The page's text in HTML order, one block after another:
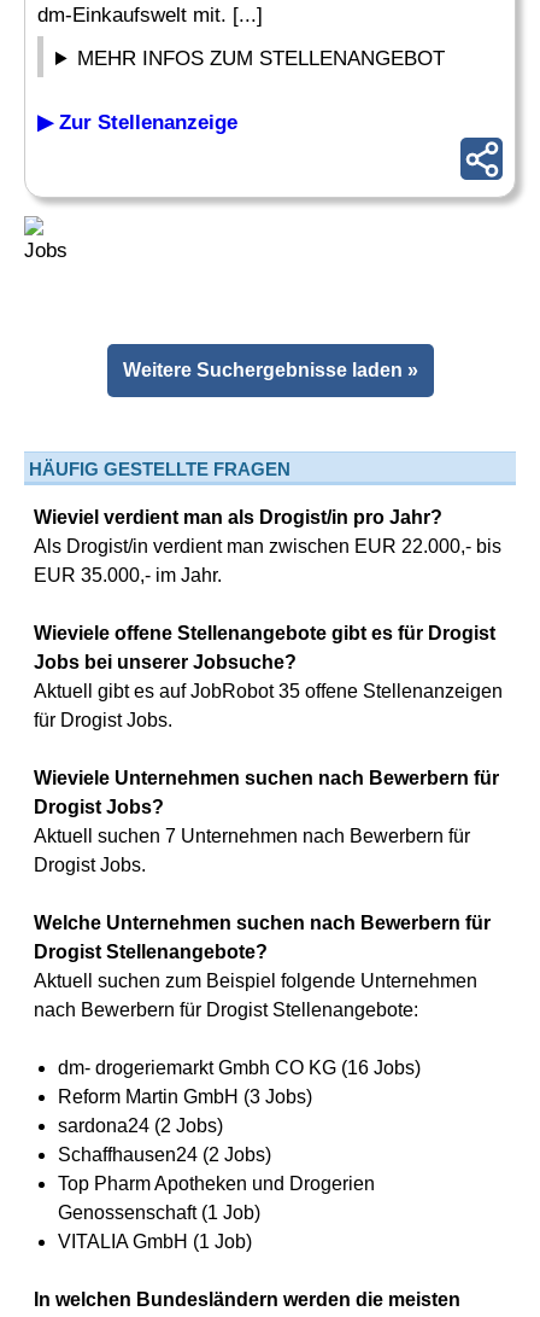
dm-Einkaufswelt mit. [...]
MEHR INFOS ZUM STELLENANGEBOT
▶ Zur Stellenanzeige
Weitere Suchergebnisse laden »
HÄUFIG GESTELLTE FRAGEN
Wieviel verdient man als Drogist/in pro Jahr?
Als Drogist/in verdient man zwischen EUR 22.000,- bis
EUR 35.000,- im Jahr.
Wieviele offene Stellenangebote gibt es für Drogist
Jobs bei unserer Jobsuche?
Aktuell gibt es auf JobRobot 35 offene Stellenanzeigen
für Drogist Jobs.
Wieviele Unternehmen suchen nach Bewerbern für
Drogist Jobs?
Aktuell suchen 7 Unternehmen nach Bewerbern für
Drogist Jobs.
Welche Unternehmen suchen nach Bewerbern für
Drogist Stellenangebote?
Aktuell suchen zum Beispiel folgende Unternehmen
nach Bewerbern für Drogist Stellenangebote:
dm- drogeriemarkt Gmbh CO KG (16 Jobs)
Reform Martin GmbH (3 Jobs)
sardona24 (2 Jobs)
Schaffhausen24 (2 Jobs)
Top Pharm Apotheken und Drogerien
Genossenschaft (1 Job)
VITALIA GmbH (1 Job)
In welchen Bundesländern werden die meisten